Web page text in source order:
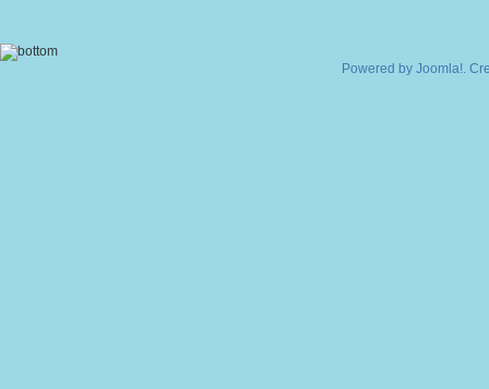
Powered by Joomla!.